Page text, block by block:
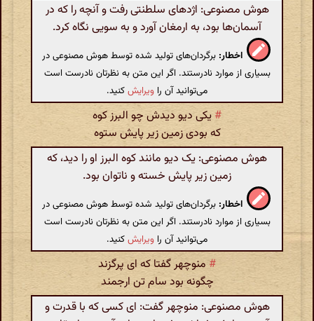
هوش مصنوعی: اژدهای سلطنتی رفت و آنچه را که در
آسمان‌ها بود، به ارمغان آورد و به سویی نگاه کرد.
اخطار: برگردان‌های تولید شده توسط هوش مصنوعی در
بسیاری از موارد نادرستند. اگر این متن به نظرتان نادرست است
می‌توانید آن را ویرایشکنید.
# یکی دیو دیدش چو البرز کوه
که بودی زمین زیر پایش ستوه
هوش مصنوعی: یک دیو مانند کوه البرز او را دید، که
زمین زیر پایش خسته و ناتوان بود.
اخطار: برگردان‌های تولید شده توسط هوش مصنوعی در
بسیاری از موارد نادرستند. اگر این متن به نظرتان نادرست است
می‌توانید آن را ویرایشکنید.
#منوچهر گفتا که ای پرگزند
چگونه بود سام تن ارجمند
هوش مصنوعی: منوچهر گفت: ای کسی که با قدرت و